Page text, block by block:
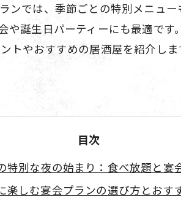
ンでは、季節ごとの特別メニュ
や誕生日パーティーにも最適で
トやおすすめの居酒屋を紹介し
目次
特別な夜の始まり：食べ放題と宴
楽しむ宴会プランの選び方とおす